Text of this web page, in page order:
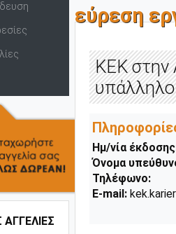
εύρεση
ΚΕΚ στην
Ημ/νία
Όνομα
Τηλέφωνο:
E-mail: